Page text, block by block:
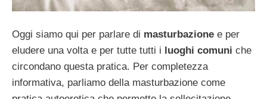
Oggi siamo qui per parlare di masturbazione e per
eludere una volta e per tutte tutti i luoghi comuni che
circondano questa pratica. Per completezza
informativa, parliamo della masturbazione come